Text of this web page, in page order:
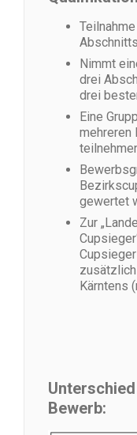
Nimmt
drei
drei
Eine
mehreren
gewertet
Zur
Kärntens
Bewerb: